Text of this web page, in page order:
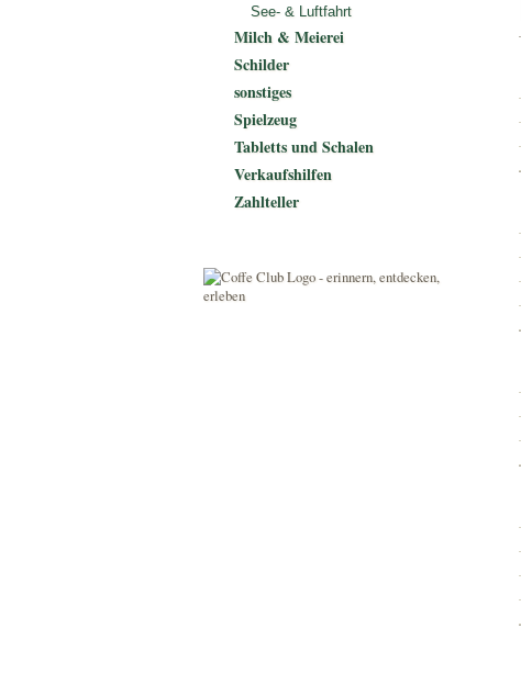
See- & Luftfahrt
Milch & Meierei
Schilder
sonstiges
Spielzeug
Tabletts und Schalen
Verkaufshilfen
Zahlteller